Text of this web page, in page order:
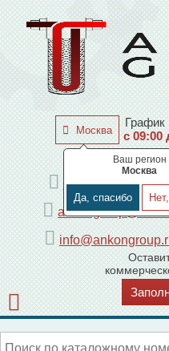
Москва
Ваш регион
Москва
Да, спасибо
График
с 09:00
по Москве
+7 (495) 225-44-